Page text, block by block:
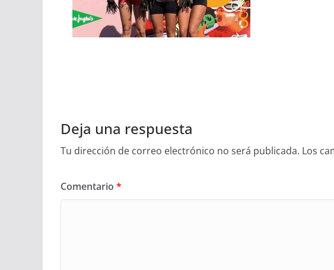
Deja una respuesta
Tu dirección de correo electrónico no será publicada. Los
Comentario *